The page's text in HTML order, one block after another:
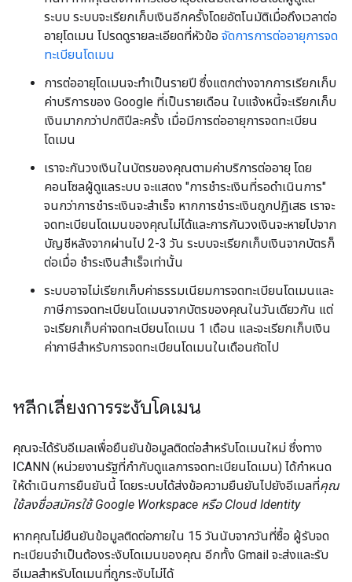
ระบบ ระบบจะเรียกเก็บเงินอีกครั้งโดยอัตโนมัติเมื่อถึงเวลาต่อ
อายุโดเมน โปรดดูรายละเอียดที่หัวข้อ จัดการการต่ออายุการจด
ทะเบียนโดเมน
การต่ออายุโดเมนจะทำเป็นรายปี ซึ่งแตกต่างจากการเรียกเก็บ
ค่าบริการของ Google ที่เป็นรายเดือน ใบแจ้งหนี้จะเรียกเก็บ
เงินมากกว่าปกติปีละครั้ง เมื่อมีการต่ออายุการจดทะเบียน
โดเมน
เราจะกันวงเงินในบัตรของคุณตามค่าบริการต่ออายุ โดย
คอนโซลผู้ดูแลระบบ จะแสดง "การชำระเงินที่รอดำเนินการ"
จนกว่าการชําระเงินจะสําเร็จ หากการชำระเงินถูกปฏิเสธ เราจะ
จดทะเบียนโดเมนของคุณไม่ได้และการกันวงเงินจะหายไปจาก
บัญชีหลังจากผ่านไป 2-3 วัน ระบบจะเรียกเก็บเงินจากบัตรก็
ต่อเมื่อ ชำระเงินสำเร็จเท่านั้น
ระบบอาจไม่เรียกเก็บค่าธรรมเนียมการจดทะเบียนโดเมนและ
ภาษีการจดทะเบียนโดเมนจากบัตรของคุณในวันเดียวกัน แต่
จะเรียกเก็บค่าจดทะเบียนโดเมน 1 เดือน และจะเรียกเก็บเงิน
ค่าภาษีสำหรับการจดทะเบียนโดเมนในเดือนถัดไป
หลีกเลี่ยงการระงับโดเมน
คุณจะได้รับอีเมลเพื่อยืนยันข้อมูลติดต่อสำหรับโดเมนใหม่ ซึ่งทาง
ICANN (หน่วยงานรัฐที่กำกับดูแลการจดทะเบียนโดเมน) ได้กำหนด
ให้ดำเนินการยืนยันนี้ โดยระบบได้ส่งข้อความยืนยันไปยังอีเมลที่คุณ
ใช้ลงชื่อสมัครใช้ Google Workspace หรือ Cloud Identity
หากคุณไม่ยืนยันข้อมูลติดต่อภายใน 15 วันนับจากวันที่ซื้อ ผู้รับจด
ทะเบียนจำเป็นต้องระงับโดเมนของคุณ อีกทั้ง Gmail จะส่งและรับ
อีเมลสำหรับโดเมนที่ถูกระงับไม่ได้